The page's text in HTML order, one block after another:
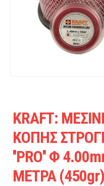
KRAFT:
ΚΟΠΗΣ
''PRO'' Φ
ΜΕΤΡΑ